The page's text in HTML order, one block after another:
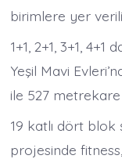
birimlere yer
1+1, 2+1, 3+1,
Yeşil Mavi
ile 527 metrekare
19 katlı dört blok
projesinde